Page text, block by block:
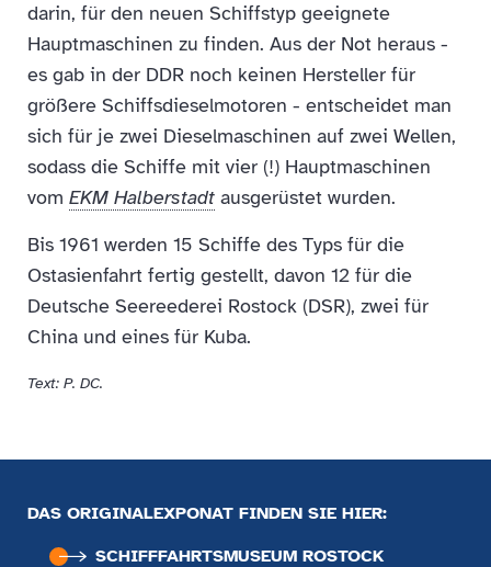
darin, für den neuen Schiffstyp geeignete
Hauptmaschinen zu finden. Aus der Not heraus -
es gab in der DDR noch keinen Hersteller für
größere Schiffsdieselmotoren - entscheidet man
sich für je zwei Dieselmaschinen auf zwei Wellen,
sodass die Schiffe mit vier (!) Hauptmaschinen
vom EKM Halberstadt ausgerüstet wurden.
Bis 1961 werden 15 Schiffe des Typs für die
Ostasienfahrt fertig gestellt, davon 12 für die
Deutsche Seereederei Rostock (DSR), zwei für
China und eines für Kuba.
Text: P. DC.
DAS ORIGINALEXPONAT FINDEN SIE HIER:
SCHIFFFAHRTS­MUSEUM ROSTOCK